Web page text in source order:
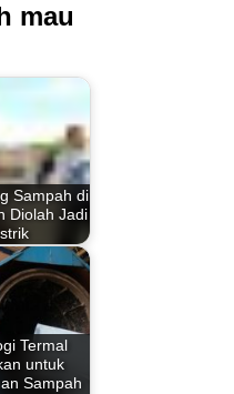
mau
Sampah di
Diolah Jadi
Termal
untuk
Sampah